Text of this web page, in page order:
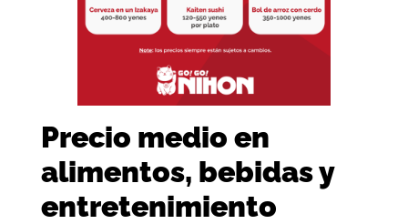
Precio medio en
alimentos, bebidas y
entretenimiento